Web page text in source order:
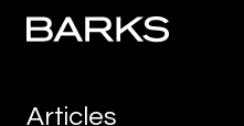
Articles